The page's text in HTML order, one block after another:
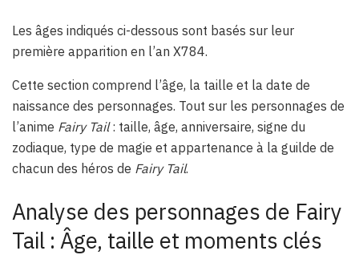
Les âges indiqués ci-dessous sont basés sur leur
première apparition en l’an X784.
Cette section comprend l’âge, la taille et la date de
naissance des personnages. Tout sur les personnages de
l’anime Fairy Tail: taille, âge, anniversaire, signe du
zodiaque, type de magie et appartenance à la guilde de
chacun des héros de Fairy Tail.
Analyse des personnages de Fairy
Tail : Âge, taille et moments clés